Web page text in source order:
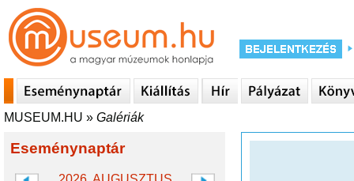
MUSEUM.HU » Galériák
Eseménynaptár